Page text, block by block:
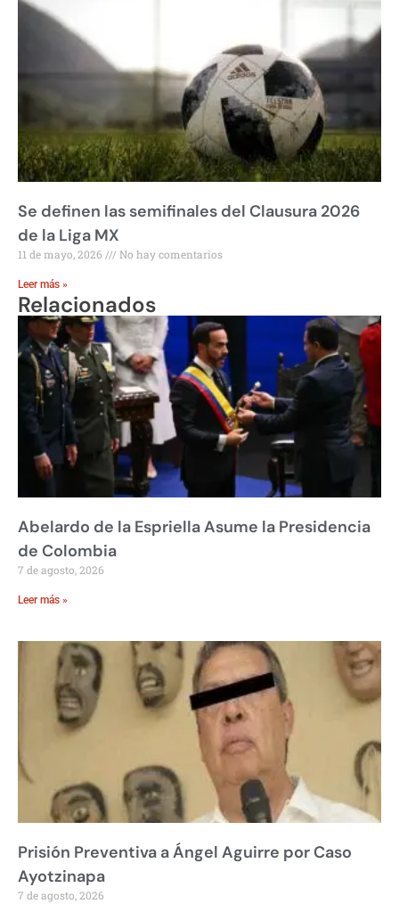
Se definen las semifinales del Clausura 2026
de la Liga MX
11 de mayo, 2026 No hay comentarios
Leer más »
Relacionados
Abelardo de la Espriella Asume la Presidencia
de Colombia
7 de agosto, 2026
Leer más »
Prisión Preventiva a Ángel Aguirre por Caso
Ayotzinapa
7 de agosto, 2026